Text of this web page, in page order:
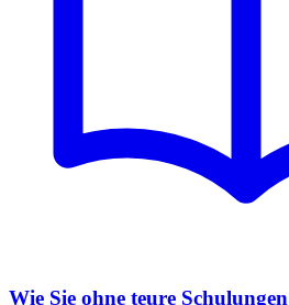
Wie Sie ohne teure